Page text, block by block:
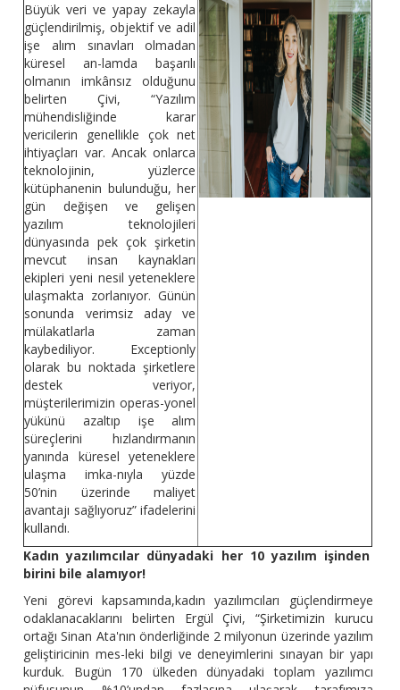
Büyük veri ve yapay zekayla
güçlendirilmiş, objektif ve adil
işe alım sınavları olmadan
küresel an-lamda başarılı
olmanın imkânsız olduğunu
belirten Çivi, “Yazılım
mühendisliğinde karar
vericilerin genellikle çok net
ihtiyaçları var. Ancak onlarca
teknolojinin, yüzlerce
kütüphanenin bulunduğu, her
gün değişen ve gelişen
yazılım teknolojileri
dünyasında pek çok şirketin
mevcut insan kaynakları
ekipleri yeni nesil yeteneklere
ulaşmakta zorlanıyor. Günün
sonunda verimsiz aday ve
mülakatlarla zaman
kaybediliyor. Exceptionly
olarak bu noktada şirketlere
destek veriyor,
müşterilerimizin operas-yonel
yükünü azaltıp işe alım
süreçlerini hızlandırmanın
yanında küresel yeteneklere
ulaşma imka-nıyla yüzde
50’nin üzerinde maliyet
avantajı sağlıyoruz” ifadelerini
kullandı.
Kadın yazılımcılar dünyadaki her 10 yazılım işinden
birini bile alamıyor!
Yeni görevi kapsamında,kadın yazılımcıları güçlendirmeye
odaklanacaklarını belirten Ergül Çivi, “Şirketimizin kurucu
ortağı Sinan Ata'nın önderliğinde 2 milyonun üzerinde yazılım
geliştiricinin mes-leki bilgi ve deneyimlerini sınayan bir yapı
kurduk. Bugün 170 ülkeden dünyadaki toplam yazılımcı